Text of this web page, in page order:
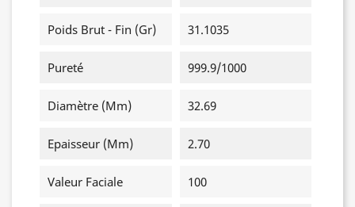
Poids Brut - Fin (gr) 31.1035
Pureté 999.9/1000
Diamètre (mm) 32.69
Epaisseur (mm) 2.70
Valeur Faciale 100